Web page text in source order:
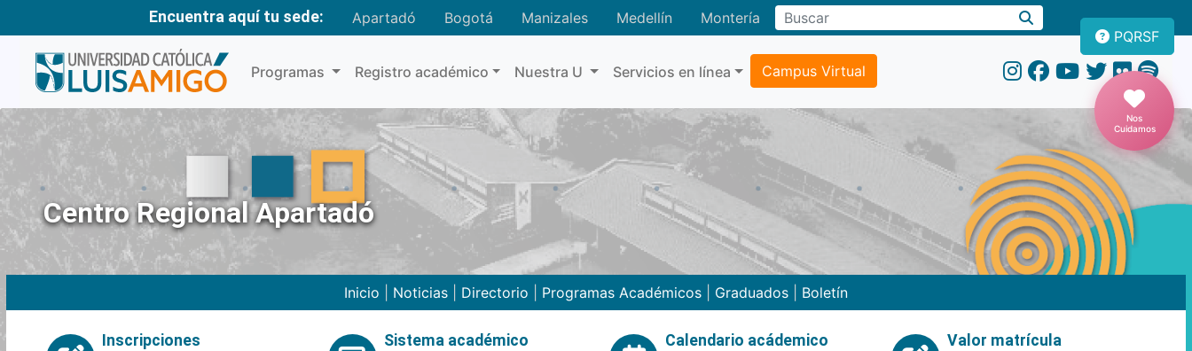
Encuentra aquí tu sede: Apartadó Bogotá Manizales Medellín Montería
Programas Registro académico Nuestra U Servicios en línea Campus Virtual
PQRSF
Nos
Cuidamos
Centro Regional Apartadó
Inicio Noticias Directorio Programas Académicos Graduados Boletín
Inscripciones
Sistema académico
Calendario acádemico
Valor matrícula